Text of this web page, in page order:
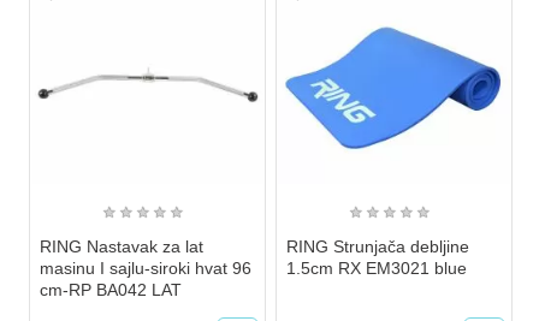
★ ★ ★ ★ ★
RING Nastavak za lat
masinu I sajlu-siroki hvat 96
cm-RP BA042 LAT
★ ★ ★ ★ ★
RING Strunjača debljine
1.5cm RX EM3021 blue